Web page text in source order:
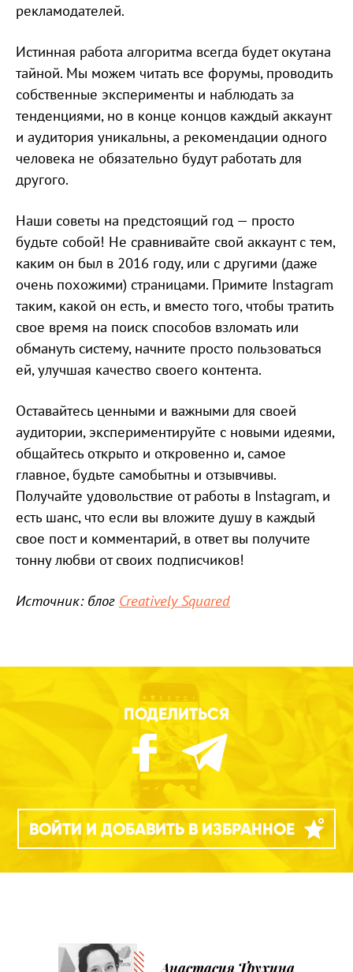
рекламодателей.
Истинная работа алгоритма всегда будет окутана
тайной. Мы можем читать все форумы, проводить
собственные эксперименты и наблюдать за
тенденциями, но в конце концов каждый аккаунт
и аудитория уникальны, а рекомендации одного
человека не обязательно будут работать для
другого.
Наши советы на предстоящий год — просто
будьте собой! Не сравнивайте свой аккаунт с тем,
каким он был в 2016 году, или с другими (даже
очень похожими) страницами. Примите Instagram
таким, какой он есть, и вместо того, чтобы тратить
свое время на поиск способов взломать или
обмануть систему, начните просто пользоваться
ей, улучшая качество своего контента.
Оставайтесь ценными и важными для своей
аудитории, экспериментируйте с новыми идеями,
общайтесь открыто и откровенно и, самое
главное, будьте самобытны и отзывчивы.
Получайте удовольствие от работы в Instagram, и
есть шанс, что если вы вложите душу в каждый
свое пост и комментарий, в ответ вы получите
тонну любви от своих подписчиков!
Источник: блог Creatively Squared
ПОДЕЛИТЬСЯ
ВОЙТИ И ДОБАВИТЬ В ИЗБРАННОЕ
Анастасия Трухина